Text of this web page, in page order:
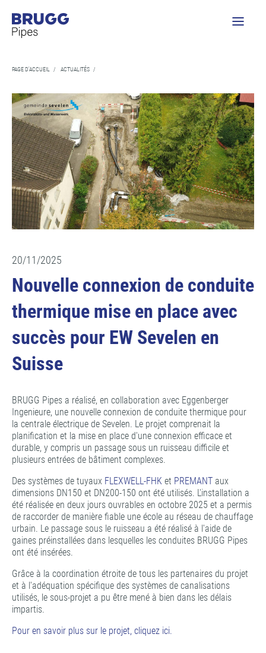
PAGE D'ACCUEIL / ACTUALITÉS /
20/11/2025
Nouvelle connexion de conduite
thermique mise en place avec
succès pour EW Sevelen en
Suisse
BRUGG Pipes a réalisé, en collaboration avec Eggenberger
Ingenieure, une nouvelle connexion de conduite thermique pour
la centrale électrique de Sevelen. Le projet comprenait la
planification et la mise en place d'une connexion efficace et
durable, y compris un passage sous un ruisseau difficile et
plusieurs entrées de bâtiment complexes.
Des systèmes de tuyaux FLEXWELL-FHK et PREMANT aux
dimensions DN150 et DN200-150 ont été utilisés. L'installation a
été réalisée en deux jours ouvrables en octobre 2025 et a permis
de raccorder de manière fiable une école au réseau de chauffage
urbain. Le passage sous le ruisseau a été réalisé à l'aide de
gaines préinstallées dans lesquelles les conduites BRUGG Pipes
ont été insérées.
Grâce à la coordination étroite de tous les partenaires du projet
et à l'adéquation spécifique des systèmes de canalisations
utilisés, le sous-projet a pu être mené à bien dans les délais
impartis.
Pour en savoir plus sur le projet, cliquez ici.